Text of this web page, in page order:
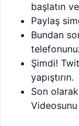
başlatın
Paylaş
Bundan
Şimdi!
yapıştırın.
Son
Videosunu